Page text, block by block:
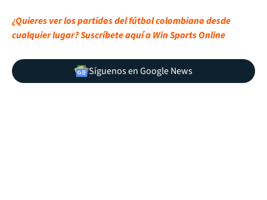
¿Quieres ver los partidos del fútbol colombiano desde
cualquier lugar? Suscríbete aquí a Win Sports Online
Síguenos en Google News